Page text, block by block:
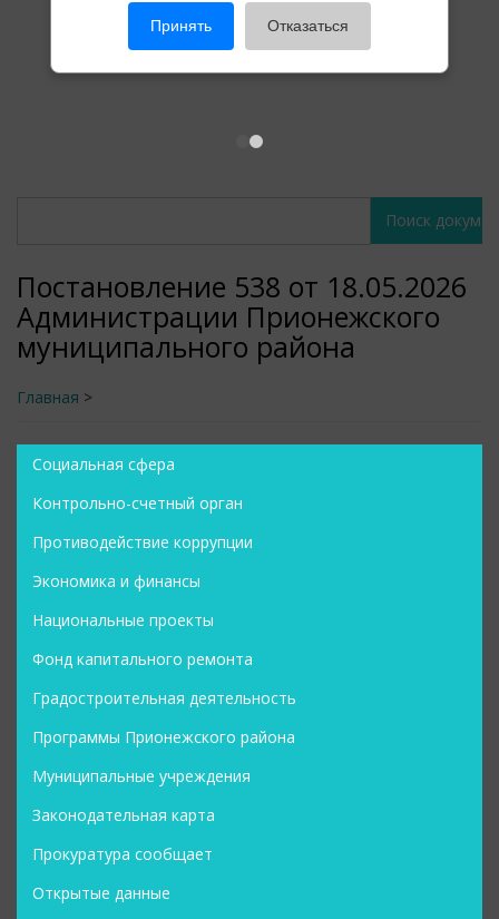
Принять Отказаться
Постановление 538 от 18.05.2026
Администрации Прионежского
муниципального района
Главная >
Социальная сфера
Контрольно-счетный орган
Противодействие коррупции
Экономика и финансы
Национальные проекты
Фонд капитального ремонта
Градостроительная деятельность
Программы Прионежского района
Муниципальные учреждения
Законодательная карта
Прокуратура сообщает
Открытые данные